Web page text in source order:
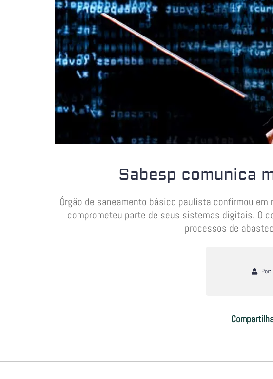
Sabesp comunica
Órgão de saneamento básico paulista confirmou
comprometeu parte de seus sistemas digitais. O
processos de